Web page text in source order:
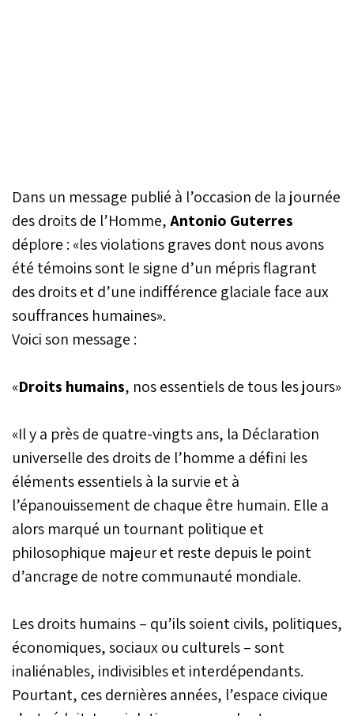
Dans un message publié à l’occasion de la journée
des droits de l’Homme,Antonio Guterres
déplore : «les violations graves dont nous avons
été témoins sont le signe d’un mépris flagrant
des droits et d’une indifférence glaciale face aux
souffrances humaines».
Voici son message :
«Droits humains, nos essentiels de tous les jours»
«Il y a près de quatre-vingts ans, la Déclaration
universelle des droits de l’homme a défini les
éléments essentiels à la survie et à
l’épanouissement de chaque être humain. Elle a
alors marqué un tournant politique et
philosophique majeur et reste depuis le point
d’ancrage de notre communauté mondiale.
Les droits humains – qu’ils soient civils, politiques,
économiques, sociaux ou culturels – sont
inaliénables, indivisibles et interdépendants.
Pourtant, ces dernières années, l’espace civique